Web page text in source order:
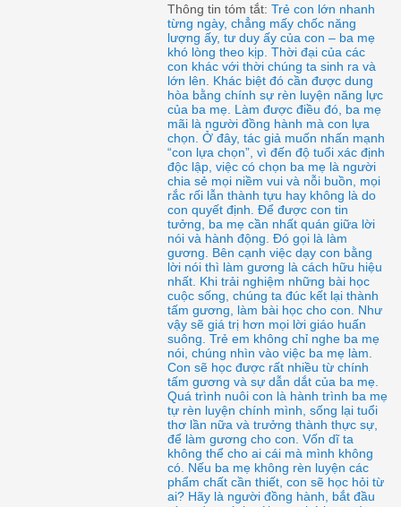
Thông tin tóm tắt:Trẻ con lớn nhanh
từng ngày, chẳng mấy chốc năng
lượng ấy, tư duy ấy của con – ba mẹ
khó lòng theo kịp. Thời đại của các
con khác với thời chúng ta sinh ra và
lớn lên. Khác biệt đó cần được dung
hòa bằng chính sự rèn luyện năng lực
của ba mẹ. Làm được điều đó, ba mẹ
mãi là người đồng hành mà con lựa
chọn. Ở đây, tác giả muốn nhấn mạnh
“con lựa chọn”, vì đến độ tuổi xác định
độc lập, việc có chọn ba mẹ là người
chia sẻ mọi niềm vui và nỗi buồn, mọi
rắc rối lẫn thành tựu hay không là do
con quyết định. Để được con tin
tưởng, ba mẹ cần nhất quán giữa lời
nói và hành động. Đó gọi là làm
gương. Bên cạnh việc dạy con bằng
lời nói thì làm gương là cách hữu hiệu
nhất. Khi trải nghiệm những bài học
cuộc sống, chúng ta đúc kết lại thành
tấm gương, làm bài học cho con. Như
vậy sẽ giá trị hơn mọi lời giáo huấn
suông. Trẻ em không chỉ nghe ba mẹ
nói, chúng nhìn vào việc ba mẹ làm.
Con sẽ học được rất nhiều từ chính
tấm gương và sự dẫn dắt của ba mẹ.
Quá trình nuôi con là hành trình ba mẹ
tự rèn luyện chính mình, sống lại tuổi
thơ lần nữa và trưởng thành thực sự,
để làm gương cho con. Vốn dĩ ta
không thể cho ai cái mà mình không
có. Nếu ba mẹ không rèn luyện các
phẩm chất cần thiết, con sẽ học hỏi từ
ai? Hãy là người đồng hành, bắt đầu